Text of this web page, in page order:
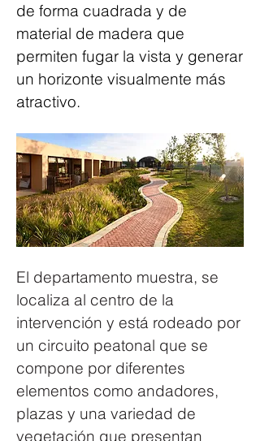
de forma cuadrada y de
material de madera que
permiten fugar la vista y generar
un horizonte visualmente más
atractivo.
El departamento muestra, se
localiza al centro de la
intervención y está rodeado por
un circuito peatonal que se
compone por diferentes
elementos como andadores,
plazas y una variedad de
vegetación que presentan